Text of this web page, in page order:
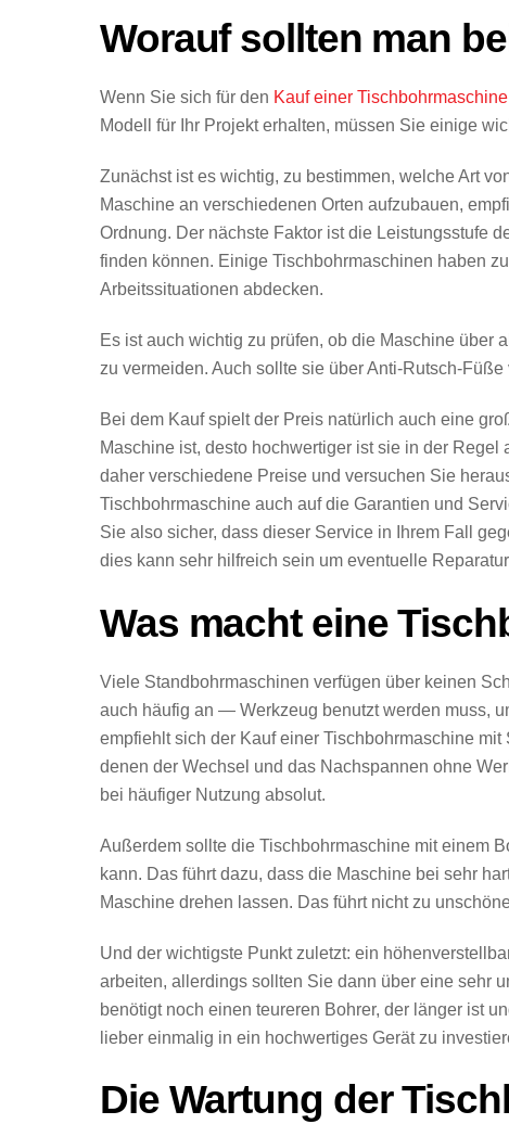
Worauf sollten man
Wenn Sie sich für den Kauf einer
Modell für Ihr Projekt erhalten, müssen Sie einige
Zunächst ist es wichtig, zu bestimmen, welche Art
Maschine an verschiedenen Orten aufzubauen,
Ordnung. Der nächste Faktor ist die Leistungsstufe
finden können. Einige Tischbohrmaschinen haben
Arbeitssituationen abdecken.
Es ist auch wichtig zu prüfen, ob die Maschine über
zu vermeiden. Auch sollte sie über Anti-Rutsch-
Bei dem Kauf spielt der Preis natürlich auch eine
Maschine ist, desto hochwertiger ist sie in der
daher verschiedene Preise und versuchen Sie
Tischbohrmaschine auch auf die Garantien und
Sie also sicher, dass dieser Service in Ihrem Fall
dies kann sehr hilfreich sein um eventuelle
Was macht eine
Viele Standbohrmaschinen verfügen über keinen
auch häufig an — Werkzeug benutzt werden muss,
empfiehlt sich der Kauf einer Tischbohrmaschine
denen der Wechsel und das Nachspannen ohne
bei häufiger Nutzung absolut.
Außerdem sollte die Tischbohrmaschine mit einem
kann. Das führt dazu, dass die Maschine bei sehr
Maschine drehen lassen. Das führt nicht zu
Und der wichtigste Punkt zuletzt: ein
arbeiten, allerdings sollten Sie dann über eine sehr
benötigt noch einen teureren Bohrer, der länger ist
lieber einmalig in ein hochwertiges Gerät zu
Die Wartung der